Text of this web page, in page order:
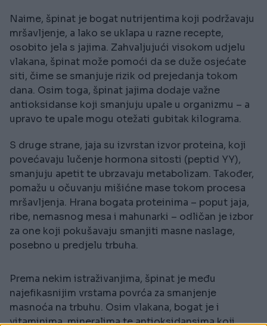
Naime, špinat je bogat nutrijentima koji podržavaju
mršavljenje, a lako se uklapa u razne recepte,
osobito jela s jajima. Zahvaljujući visokom udjelu
vlakana, špinat može pomoći da se duže osjećate
siti, čime se smanjuje rizik od prejedanja tokom
dana. Osim toga, špinat jajima dodaje važne
antioksidanse koji smanjuju upale u organizmu – a
upravo te upale mogu otežati gubitak kilograma.
S druge strane, jaja su izvrstan izvor proteina, koji
povećavaju lučenje hormona sitosti (peptid YY),
smanjuju apetit te ubrzavaju metabolizam. Također,
pomažu u očuvanju mišićne mase tokom procesa
mršavljenja. Hrana bogata proteinima – poput jaja,
ribe, nemasnog mesa i mahunarki – odličan je izbor
za one koji pokušavaju smanjiti masne naslage,
posebno u predjelu trbuha.
Prema nekim istraživanjima, špinat je među
najefikasnijim vrstama povrća za smanjenje
masnoća na trbuhu. Osim vlakana, bogat je i
vitaminima, mineralima te antioksidansima koji